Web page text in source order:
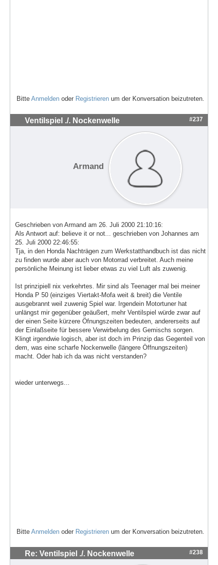
Bitte Anmelden oder Registrieren um der Konversation beizutreten.
Ventilspiel ./. Nockenwelle #237
Armand
Geschrieben von Armand am 26. Juli 2000 21:10:16:
Als Antwort auf: believe it or not... geschrieben von Johannes am
25. Juli 2000 22:46:55:
Tja, in den Honda Nachträgen zum Werkstatthandbuch ist das nicht
zu finden wurde aber auch von Motorrad verbreitet. Auch meine
persönliche Meinung ist lieber etwas zu viel Luft als zuwenig.
Ist prinzipiell nix verkehrtes. Mir sind als Teenager mal bei meiner
Honda P 50 (einziges Viertakt-Mofa weit & breit) die Ventile
ausgebrannt weil zuwenig Spiel war. Irgendein Motortuner hat
unlängst mir gegenüber geäußert, mehr Ventilspiel würde zwar auf
der einen Seite kürzere Öfnungszeiten bedeuten, andererseits auf
der Einlaßseite für bessere Verwirbelung des Gemischs sorgen.
Klingt irgendwie logisch, aber ist doch im Prinzip das Gegenteil von
dem, was eine scharfe Nockenwelle (längere Öffnungszeiten)
macht. Oder hab ich da was nicht verstanden?
wieder unterwegs...
Bitte Anmelden oder Registrieren um der Konversation beizutreten.
Re: Ventilspiel ./. Nockenwelle #238